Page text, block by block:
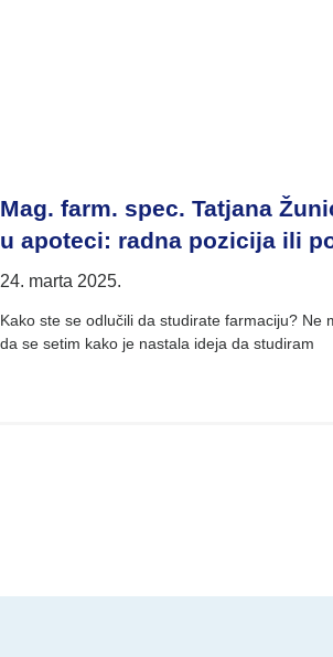
Mag. farm. spec. Tatjana
u apoteci: radna pozicija ili
24. marta 2025.
Kako ste se odlučili da studirate farmaciju? Ne
da se setim kako je nastala ideja da studiram